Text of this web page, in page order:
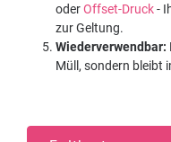
oderOffset-Druck-
zur Geltung.
Wiederverwendbar:
Müll, sondern bleibt